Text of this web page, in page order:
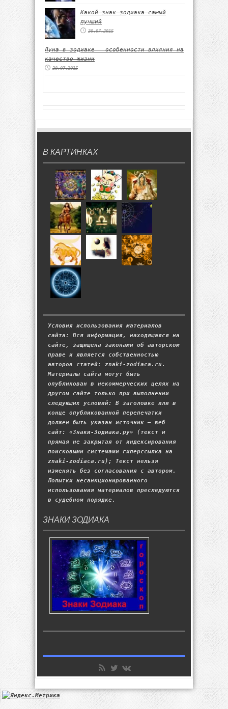
Какой знак зодиака самый
лучший
30.07.2015
Луна в зодиаке – особенности влияния на
качество жизни
28.07.2015
В КАРТИНКАХ
Условия использования материалов
сайта: Вся информация, находящаяся на
сайте, защищена законами об авторском
праве и является собственностью
авторов статей: znaki-zodiaca.ru.
Материалы сайта могут быть
опубликован в некоммерческих целях на
другом сайте только при выполнении
следующих условий: В заголовке или в
конце опубликованной перепечатки
должен быть указан источник — веб
сайт: «Знаки-Зодиака.ру» (текст и
прямая не закрытая от индексирования
поисковыми системами гиперссылка на
znaki-zodiaca.ru); Текст нельзя
изменять без согласования с автором.
Попытки несанкционированного
использования материалов преследуются
в судебном порядке.
ЗНАКИ ЗОДИАКА